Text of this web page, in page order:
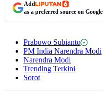
Add
as a preferred source on Google
Prabowo Subianto
PM India Narendra Modi
Narendra Modi
Trending Terkini
Sorot